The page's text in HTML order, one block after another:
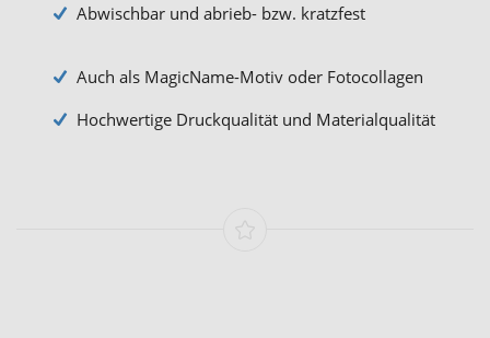
Abwischbar und abrieb- bzw. kratzfest
Auch als MagicName-Motiv oder Fotocollagen
Hochwertige Druckqualität und Materialqualität